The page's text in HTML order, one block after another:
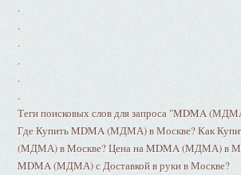
.
.
.
.
.
.
Теги поисковых слов для запроса "MDMA
Где Купить MDMA (МДМА) в Москве? Как
(МДМА) в Москве? Цена на MDMA (МДМА) в
MDMA (МДМА) с Доставкой в руки в Москве?